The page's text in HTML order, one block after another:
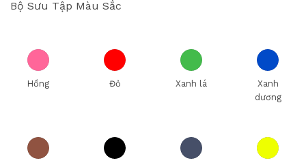
Bộ Sưu Tập Màu Sắc
Hồng Đỏ Xanh lá
Xanh
dương